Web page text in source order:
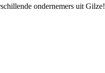
ondernemers uit Gilze!